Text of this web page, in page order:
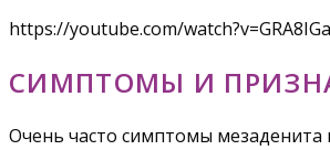
https://youtube.com/
СИМПТОМЫ И
Очень часто симптомы